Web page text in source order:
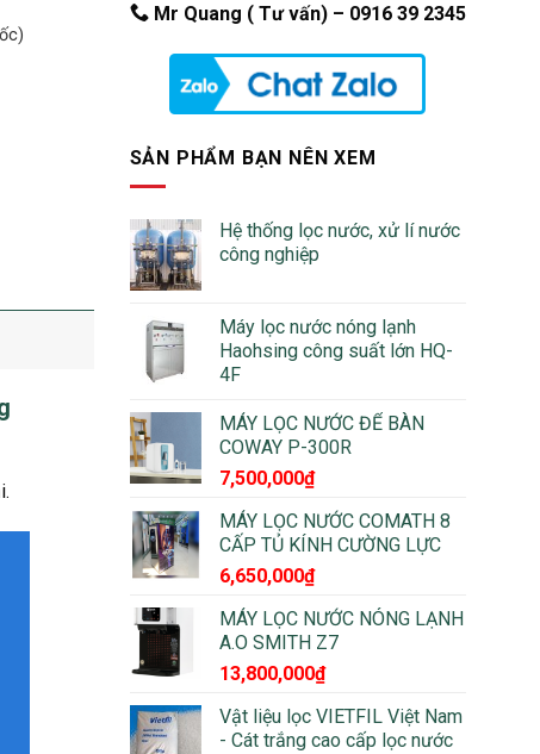
Mr Quang ( Tư vấn) – 0916 39 2345
SẢN PHẨM BẠN NÊN XEM
Hệ thống lọc nước, xử lí nước
công nghiệp
Máy lọc nước nóng lạnh
Haohsing công suất lớn HQ-
4F
MÁY LỌC NƯỚC ĐỂ BÀN
COWAY P-300R
7,500,000₫
MÁY LỌC NƯỚC COMATH 8
CẤP TỦ KÍNH CƯỜNG LỰC
6,650,000₫
MÁY LỌC NƯỚC NÓNG LẠNH
A.O SMITH Z7
13,800,000₫
Vật liệu lọc VIETFIL Việt Nam
- Cát trắng cao cấp lọc nước